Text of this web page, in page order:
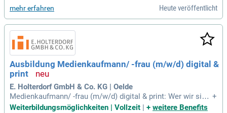
mehr erfahren Heute veröffentlicht
Ausbildung Medienkaufmann/ -frau (m/w/d) digital &
print
E. Holterdorf GmbH & Co. KG | Oelde
Medienkaufmann/ -frau (m/w/d) digital & print: Wer wir sind:
Der Verlag E. Holterdorf ist ein modernes, vielseitig ausgeri
+
Weiterbildungsmöglichkeiten | Vollzeit
+ weitere Benefits